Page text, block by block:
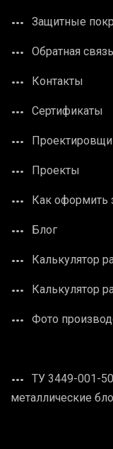
Защитные
Обратная связь
Контакты
Сертификаты
Проекты
Как оформить
Блог
Калькулятор
Калькулятор
Фото
ТУ 3449-001-
металлические